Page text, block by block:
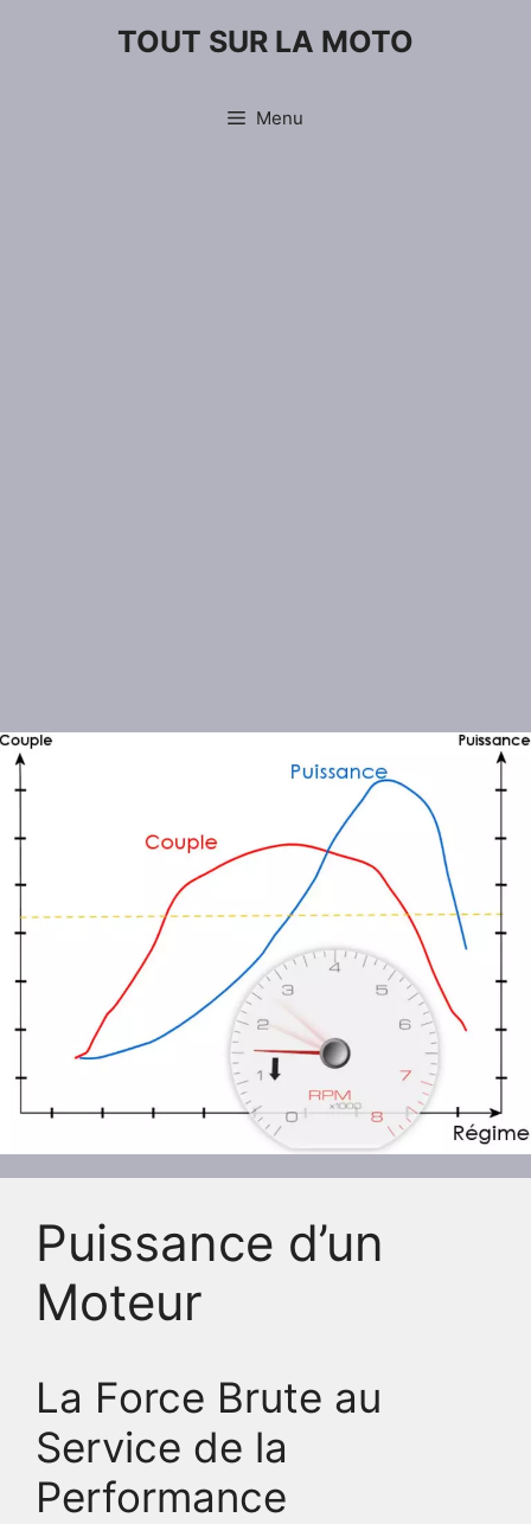
TOUT SUR LA MOTO
Menu
Puissance d’un
Moteur
La Force Brute au
Service de la
Performance